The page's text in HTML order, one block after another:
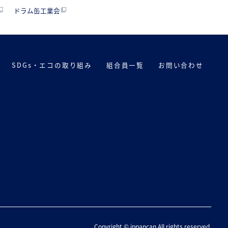
ドラム缶工業会
SDGs・エコの取り組み 組合員一覧 お問い合わせ
Copyright © ippancan All rights reserved.